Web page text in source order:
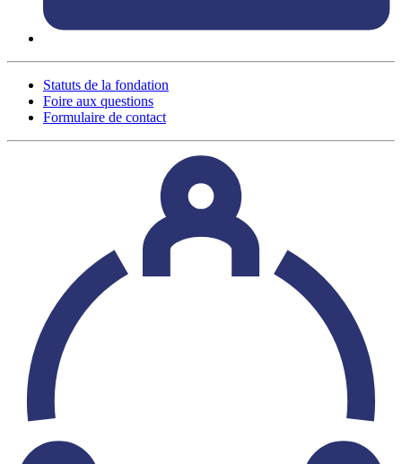
Statuts de la fondation
Foire aux questions
Formulaire de contact